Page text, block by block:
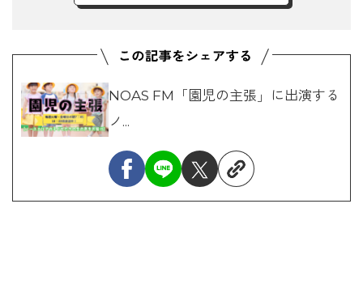
NOAS FM「園児の主張」に出演する
ノ...